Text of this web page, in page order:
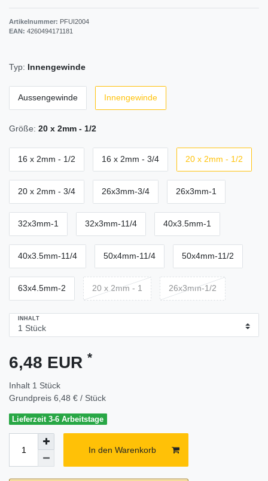
Artikelnummer: PFUI2004
EAN: 4260494171181
Typ: Innengewinde
Aussengewinde Innengewinde
Größe: 20 x 2mm - 1/2
16 x 2mm - 1/2 16 x 2mm - 3/4 20 x 2mm - 1/2
20 x 2mm - 3/4 26x3mm-3/4 26x3mm-1
32x3mm-1 32x3mm-11/4 40x3.5mm-1
40x3.5mm-11/4 50x4mm-11/4 50x4mm-11/2
63x4.5mm-2 20 x 2mm - 1 26x3mm-1/2
INHALT
6,48 EUR *
Inhalt 1 Stück
Grundpreis 6,48 € / Stück
Lieferzeit 3-6 Arbeitstage
In den Warenkorb